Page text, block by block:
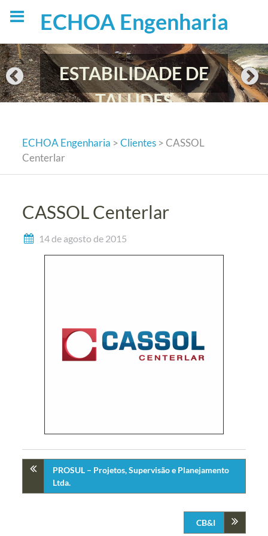
ECHOA Engenharia
ESTABILIDADE DE
TALUDES
ECHOA Engenharia >Clientes >CASSOL
Centerlar
CASSOL Centerlar
14 de agosto de 2015
PROSUL – Projetos, Supervisão e Planejamento
Ltda.
CB&I